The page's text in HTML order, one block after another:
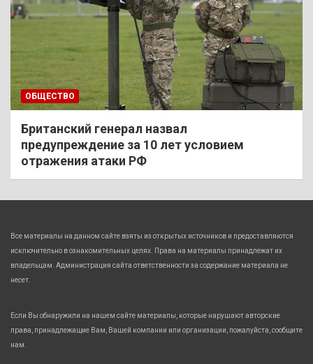
ОБЩЕСТВО
Британский генерал назвал
предупреждение за 10 лет условием
отражения атаки РФ
Все материалы на данном сайте взяты из открытых источников и предоставляются
исключительно в ознакомительных целях. Права на материалы принадлежат их
владельцам. Администрация сайта ответственности за содержание материала не
несет.
Если Вы обнаружили на нашем сайте материалы, которые нарушают авторские
права, принадлежащие Вам, Вашей компании или организации, пожалуйста, сообщите
нам.